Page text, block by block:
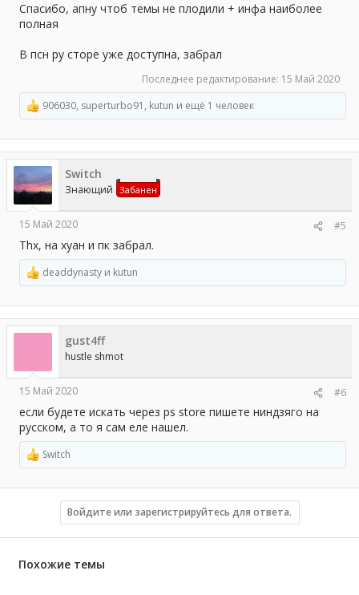
Спасибо, апну чтоб темы не плодили + инфа наиболее
полная
В псн ру сторе уже доступна, забрал
Последнее редактирование: 15 Май 2020
Р
е
а
к
ц
и
и
906030, superturbo91 , kutun и ещё 1 человек
Switch
Знающий Забанен
15 Май 2020 #5
Thx, на хуан и пк забрал.
Р
е
а
к
ц
deaddynasty и kutun
gust4ff
hustle shmot
15 Май 2020 #6
если будете искать через ps store пишете ниндзяго на
русском, а то я сам еле нашел.
Р
е
а
и
Switch
Войдите или зарегистрируйтесь для ответа.
Похожие темы